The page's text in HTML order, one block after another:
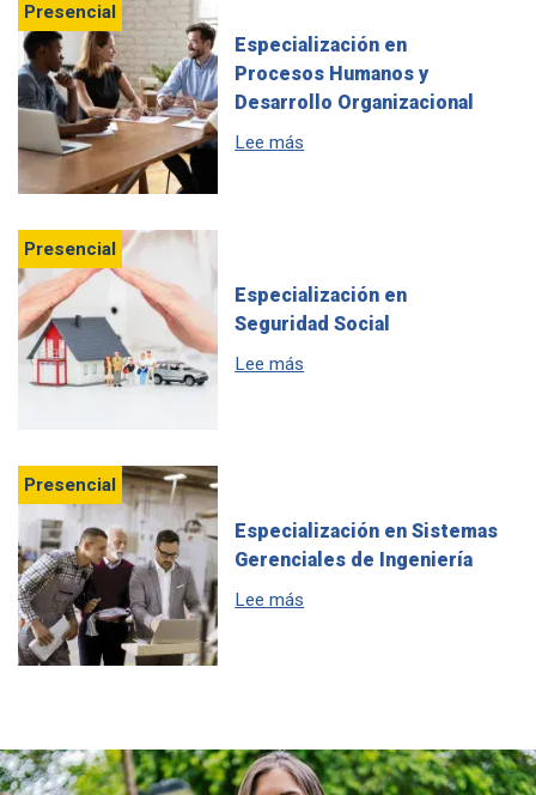
Presencial
Especialización en
Procesos Humanos y
Desarrollo Organizacional
Lee más
Presencial
Especialización en
Seguridad Social
Lee más
Presencial
Especialización en Sistemas
Gerenciales de Ingeniería
Lee más